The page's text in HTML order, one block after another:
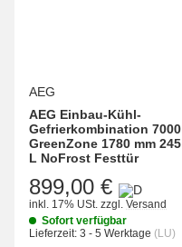
AEG
AEG Einbau-Kühl-
Gefrierkombination 7000
GreenZone 1780 mm 245
L NoFrost Festtür
899,00 €
inkl. 17% USt. zzgl. Versand
Sofort verfügbar
Lieferzeit: 3 - 5 Werktage (LU)